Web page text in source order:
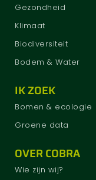
Gezondheid
Klimaat
Biodiversiteit
Bodem & Water
IK ZOEK
Bomen & ecologie
Groene data
OVER COBRA
Wie zijn wij?